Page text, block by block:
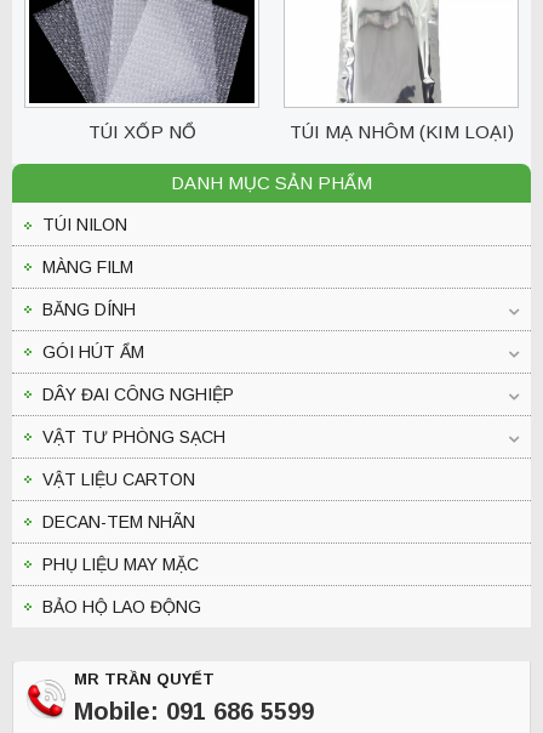
TÚI XỐP NỔ
TÚI MẠ NHÔM (KIM LOẠI)
DANH MỤC SẢN PHẨM
TÚI NILON
MÀNG FILM
BĂNG DÍNH
GÓI HÚT ẨM
DÂY ĐAI CÔNG NGHIỆP
VẬT TƯ PHÒNG SẠCH
VẬT LIỆU CARTON
DECAN-TEM NHÃN
PHỤ LIỆU MAY MẶC
BẢO HỘ LAO ĐỘNG
MR TRẦN QUYẾT
Mobile: 091 686 5599